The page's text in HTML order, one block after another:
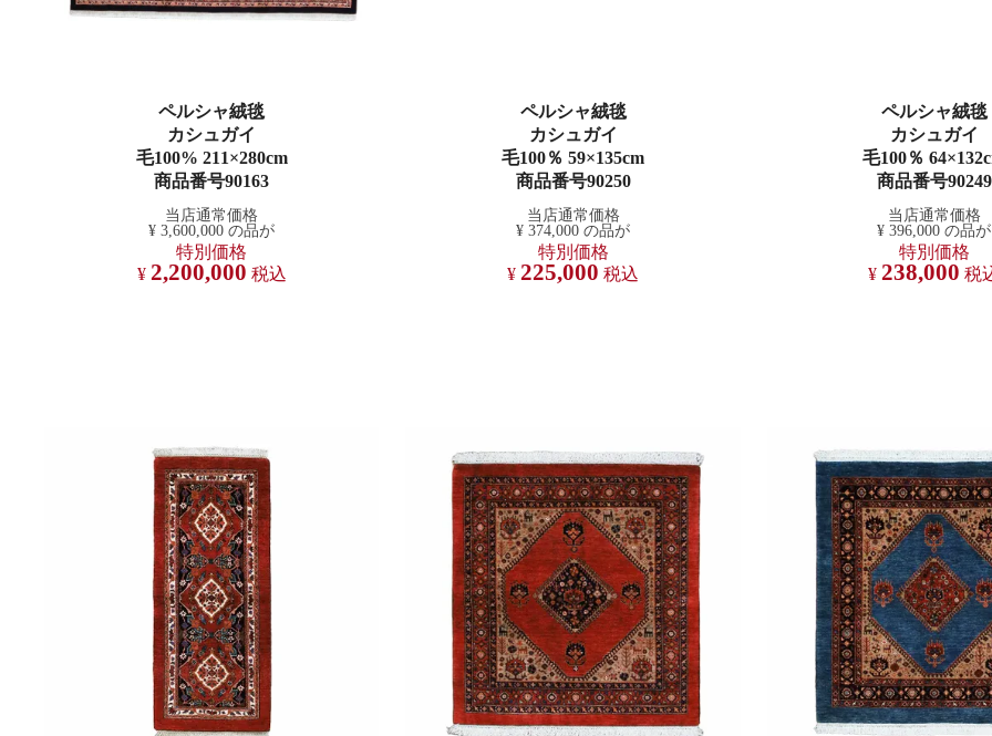
ペルシャ絨毯
カシュガイ
毛100% 211×280cm
商品番号90163
当店通常価格
¥ 3,600,000 の品が
特別価格
¥ 2,200,000 税込
ペルシャ絨毯
カシュガイ
毛100％ 59×135cm
商品番号90250
当店通常価格
¥ 374,000 の品が
特別価格
¥ 225,000 税込
ペルシャ絨毯
カシュガイ
毛100％
商品番号90249
当店通常価格
¥ 396,000 の品が
特別価格
¥ 238,000 税